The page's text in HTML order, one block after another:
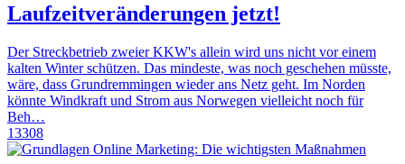
Laufzeitveränderungen jetzt!
Der Streckbetrieb zweier KKW's allein wird uns nicht vor einem
kalten Winter schützen. Das mindeste, was noch geschehen müsste,
wäre, dass Grundremmingen wieder ans Netz geht. Im Norden
könnte Windkraft und Strom aus Norwegen vielleicht noch für
Beh…
13308